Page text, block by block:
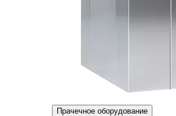
Прачечное оборудование